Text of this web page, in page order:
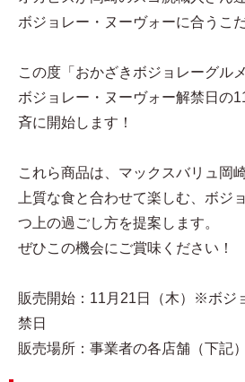
ボジョレー・ヌーヴォーに合うこ
この度「おかざきボジョレーグル
ボジョレー・ヌーヴォー解禁日の
斉に開始します！
これら商品は、マックスバリュ岡
上質な食と合わせて楽しむ、ボジ
つ上の過ごし方を提案します。
ぜひこの機会にご賞味ください！
販売開始：11月21日（木）※ボジ
禁日
販売場所：事業者の各店舗（下記）